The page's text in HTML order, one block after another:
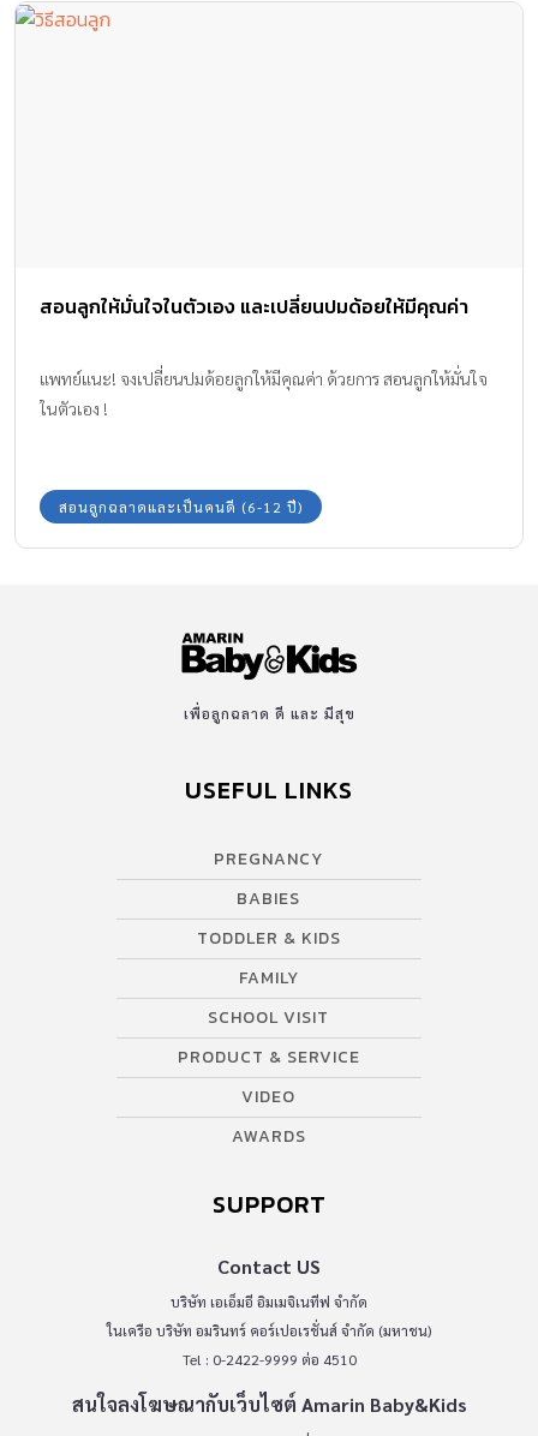
สอนลูกให้มั่นใจในตัวเอง และเปลี่ยนปมด้อยให้มีคุณค่า
แพทย์แนะ! จงเปลี่ยนปมด้อยลูกให้มีคุณค่า ด้วยการ สอนลูกให้มั่นใจ
ในตัวเอง !
สอนลูกฉลาดและเป็นคนดี (6-12 ปี)
เพื่อลูกฉลาด ดี และ มีสุข
USEFUL LINKS
PREGNANCY
BABIES
TODDLER & KIDS
FAMILY
SCHOOL VISIT
PRODUCT & SERVICE
VIDEO
AWARDS
SUPPORT
Contact US
บริษัท เอเอ็มอี อิมเมจิเนทีฟ จำกัด
ในเครือ บริษัท อมรินทร์ คอร์เปอเรชั่นส์ จำกัด (มหาชน)
Tel : 0-2422-9999 ต่อ 4510
สนใจลงโฆษณากับเว็บไซต์ Amarin Baby&Kids